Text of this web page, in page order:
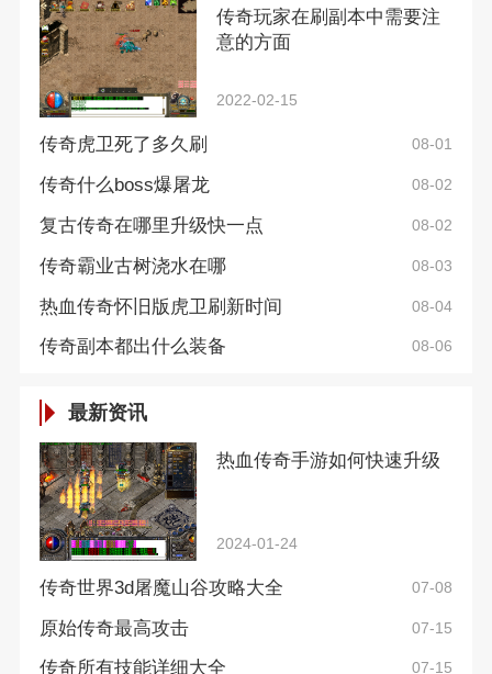
传奇玩家在刷副本中需要注
意的方面
2022-02-15
传奇虎卫死了多久刷 08-01
传奇什么boss爆屠龙 08-02
复古传奇在哪里升级快一点 08-02
传奇霸业古树浇水在哪 08-03
热血传奇怀旧版虎卫刷新时间 08-04
传奇副本都出什么装备 08-06
最新资讯
热血传奇手游如何快速升级
2024-01-24
传奇世界3d屠魔山谷攻略大全 07-08
原始传奇最高攻击 07-15
传奇所有技能详细大全 07-15